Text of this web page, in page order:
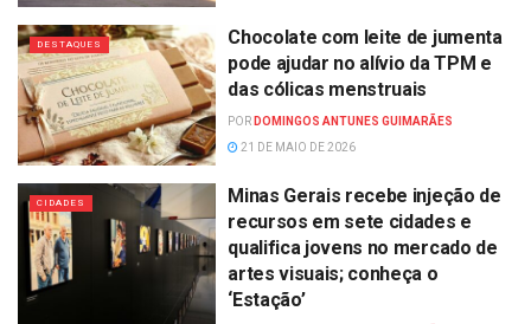
DESTAQUES
Chocolate com leite de jumenta
pode ajudar no alívio da TPM e
das cólicas menstruais
POR DOMINGOS ANTUNES GUIMARÃES
21 DE MAIO DE 2026
CIDADES
Minas Gerais recebe injeção de
recursos em sete cidades e
qualifica jovens no mercado de
artes visuais; conheça o
‘Estação’